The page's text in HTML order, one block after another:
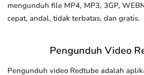
mengunduh file MP4, MP3, 3GP,
cepat, andal, tidak terbatas, dan gratis.
Pengunduh Video
Pengunduh video Redtube adalah